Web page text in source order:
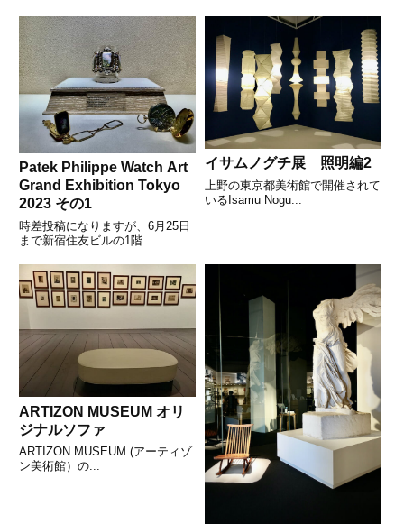
Patek Philippe Watch Art
Grand Exhibition Tokyo
2023 その1
時差投稿になりますが、6月25日
まで新宿住友ビルの1階...
イサムノグチ展 照明編2
上野の東京都美術館で開催されて
いるIsamu Nogu...
ARTIZON MUSEUM オリ
ジナルソファ
ARTIZON MUSEUM (アーティゾ
ン美術館）の...